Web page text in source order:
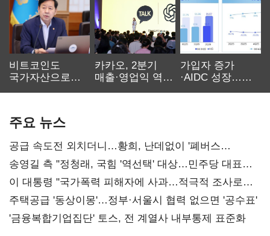
비트코인도
국가자산으로…'
카카오, 2분기
매출·영업익 역대
가입자 증가
·AIDC 성장…
주요 뉴스
공급 속도전 외치더니…황희, 난데없이 '폐버스
리모델링' 제안
송영길 측 "정청래, 국힘 '역선택' 대상…민주당 대표로
총선 지휘 못해"
이 대통령 "국가폭력 피해자에 사과…적극적 조사로
진실 밝혀야"
주택공급 '동상이몽'…정부·서울시 협력 없으면 '공수표'
'금융복합기업집단' 토스, 전 계열사 내부통제 표준화